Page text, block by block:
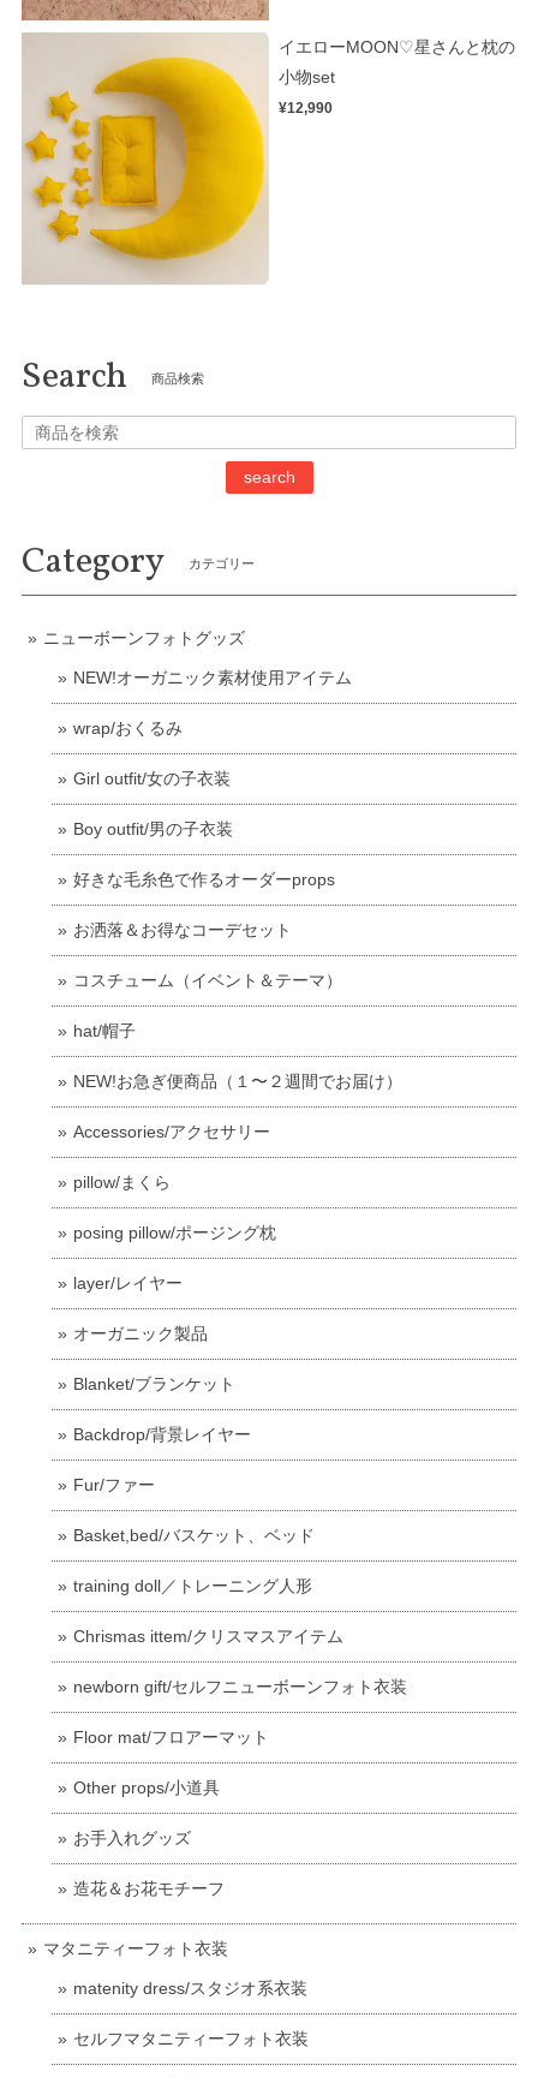
イエローMOON♡星さんと枕の
小物set
¥12,990
Search 商品検索
search
Category カテゴリー
ニューボーンフォトグッズ
NEW!オーガニック素材使用アイテム
wrap/おくるみ
Girl outfit/女の子衣装
Boy outfit/男の子衣装
好きな毛糸色で作るオーダーprops
お洒落＆お得なコーデセット
コスチューム（イベント＆テーマ）
hat/帽子
NEW!お急ぎ便商品（１〜２週間でお届け）
Accessories/アクセサリー
pillow/まくら
posing pillow/ポージング枕
layer/レイヤー
オーガニック製品
Blanket/ブランケット
Backdrop/背景レイヤー
Fur/ファー
Basket,bed/バスケット、ベッド
training doll／トレーニング人形
Chrismas ittem/クリスマスアイテム
newborn gift/セルフニューボーンフォト衣装
Floor mat/フロアーマット
Other props/小道具
お手入れグッズ
造花＆お花モチーフ
マタニティーフォト衣装
matenity dress/スタジオ系衣装
セルフマタニティーフォト衣装